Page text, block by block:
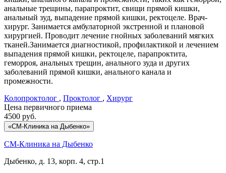
анальные трещины, парапроктит, свищи прямой кишки,
анальный зуд, выпадение прямой кишки, ректоцеле. Врач-
хирург. Занимается амбулаторной экстренной и плановой
хирургией. Проводит лечение гнойных заболеваний мягких
тканей.Занимается диагностикой, профилактикой и лечением
выпадения прямой кишки, ректоцеле, парапроктита,
геморроя, анальных трещин, анального зуда и других
заболеваний прямой кишки, анального канала и
промежности.
Колопроктолог , Проктолог , Хирург
Цена первичного приема
4500 руб.
«СМ-Клиника на Дыбенко»
СМ-Клиника на Дыбенко
Дыбенко, д. 13, корп. 4, стр.1